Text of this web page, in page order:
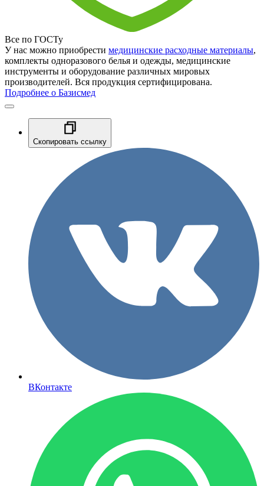
Все по ГОСТу
У нас можно приобрести медицинские расходные материалы,
комплекты одноразового белья и одежды, медицинские
инструменты и оборудование различных мировых
производителей. Вся продукция сертифицирована.
Подробнее о Базисмед
Скопировать ссылку
ВКонтакте